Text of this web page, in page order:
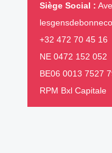
Siège Social :
+32 472 70 45 16
NE 0472 152 052
BE06 0013 7527
RPM Bxl Capitale